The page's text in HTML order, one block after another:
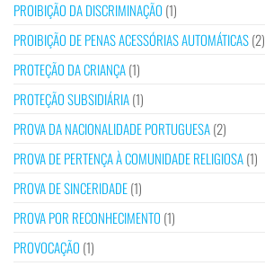
PROIBIÇÃO DA DISCRIMINAÇÃO (1)
PROIBIÇÃO DE PENAS ACESSÓRIAS AUTOMÁTICAS(2)
PROTEÇÃO DA CRIANÇA(1)
PROTEÇÃO SUBSIDIÁRIA(1)
PROVA DA NACIONALIDADE PORTUGUESA(2)
PROVA DE PERTENÇA À COMUNIDADE RELIGIOSA(1)
PROVA DE SINCERIDADE(1)
PROVA POR RECONHECIMENTO (1)
PROVOCAÇÃO (1)